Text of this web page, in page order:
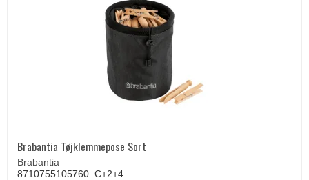
Brabantia Tøjklemmepose Sort
Brabantia
8710755105760_C+2+4